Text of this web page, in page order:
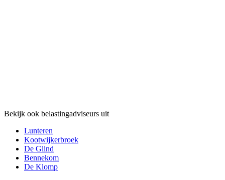
Bekijk ook belastingadviseurs uit
Lunteren
Kootwijkerbroek
De Glind
Bennekom
De Klomp